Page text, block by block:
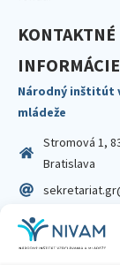
KONTAKTNÉ
INFORMÁCIE
Národný inštitút
mládeže
Stromová 1,
Bratislava
IČO: 00164348
DIČ: 2020798714